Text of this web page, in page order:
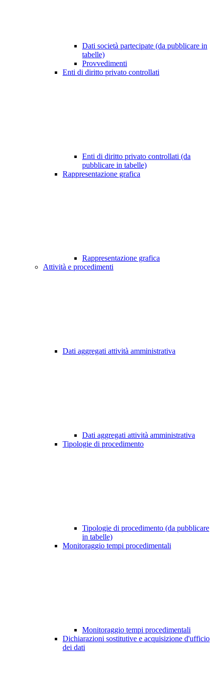
Dati società partecipate (da pubblicare in
tabelle)
Provvedimenti
Enti di diritto privato controllati
Enti di diritto privato controllati (da
pubblicare in tabelle)
Rappresentazione grafica
Rappresentazione grafica
Attività e procedimenti
Dati aggregati attività amministrativa
Dati aggregati attività amministrativa
Tipologie di procedimento
Tipologie di procedimento (da pubblicare
in tabelle)
Monitoraggio tempi procedimentali
Monitoraggio tempi procedimentali
Dichiarazioni sostitutive e acquisizione d'ufficio
dei dati